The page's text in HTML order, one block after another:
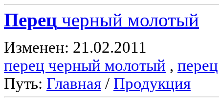
Перец черный молотый
Изменен: 21.02.2011
перец черный молотый , перец
Путь: Главная / Продукция